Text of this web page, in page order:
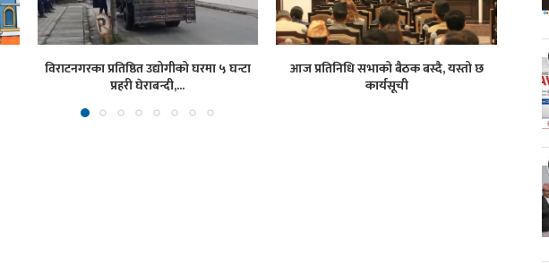
विराटनगरका प्रतिष्ठित उद्योगीको घरमा ५ घन्टा
प्रहरी घेराबन्दी,...
आज प्रतिनिधि सभाको बैठक बस्दै, यस्तो छ
कार्यसूची